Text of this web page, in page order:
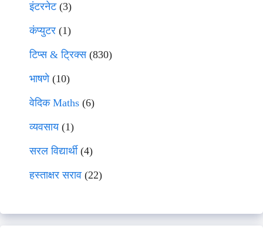
इंटरनेट(3)
कंप्युटर (1)
टिप्स & ट्रिक्स(830)
भाषणे(10)
वेदिक Maths (6)
व्यवसाय(1)
सरल विद्यार्थी(4)
हस्ताक्षर सराव (22)